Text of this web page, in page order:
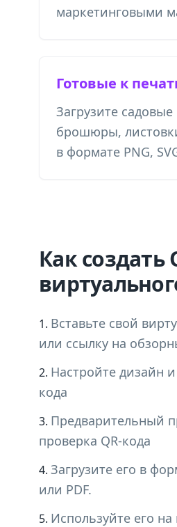
маркетинговыми
Готовые к
Загрузите
брошюры,
в формате PNG,
Как создать
Вставьте свой
или ссылку на
Настройте дизайн
кода
Предварительный
проверка QR-кода
Загрузите его в
или PDF.
Используйте его на